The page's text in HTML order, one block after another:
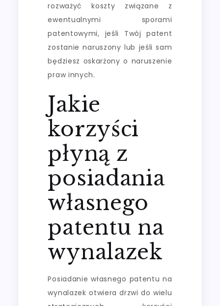
rozważyć koszty związane z
ewentualnymi sporami
patentowymi, jeśli Twój patent
zostanie naruszony lub jeśli sam
będziesz oskarżony o naruszenie
praw innych.
Jakie
korzyści
płyną z
posiadania
własnego
patentu na
wynalazek
Posiadanie własnego patentu na
wynalazek otwiera drzwi do wielu